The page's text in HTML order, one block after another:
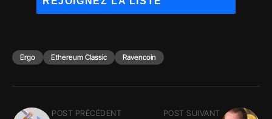
Ergo Ethereum Classic Ravencoin
POST PRÉCÉDENT POST SUIVANT